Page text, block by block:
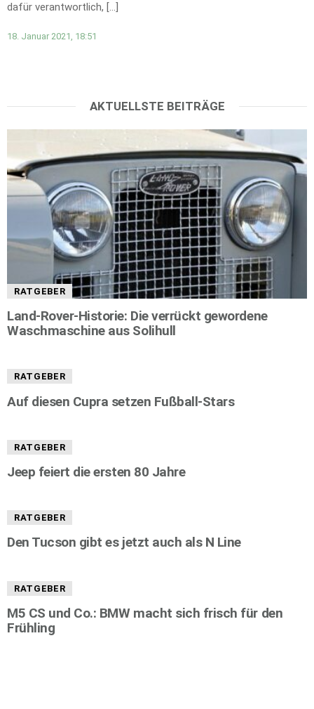
dafür verantwortlich, […]
18. Januar 2021, 18:51
AKTUELLSTE BEITRÄGE
RATGEBER
Land-Rover-Historie: Die verrückt gewordene
Waschmaschine aus Solihull
RATGEBER
Auf diesen Cupra setzen Fußball-Stars
RATGEBER
Jeep feiert die ersten 80 Jahre
RATGEBER
Den Tucson gibt es jetzt auch als N Line
RATGEBER
M5 CS und Co.: BMW macht sich frisch für den
Frühling